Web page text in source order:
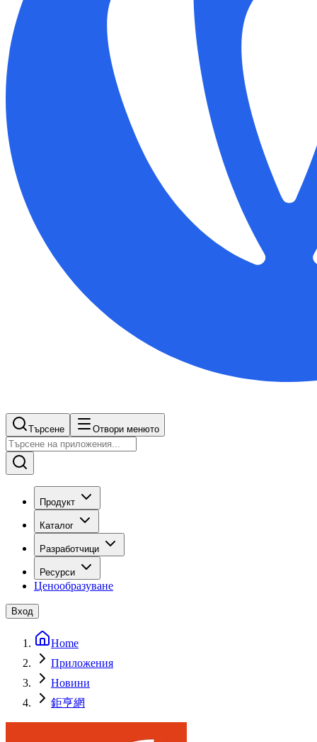
Търсене Отвори менюто
Продукт
Каталог
Разработчици
Ресурси
Ценообразуване
Вход
Home
Приложения
Новини
鉅亨網